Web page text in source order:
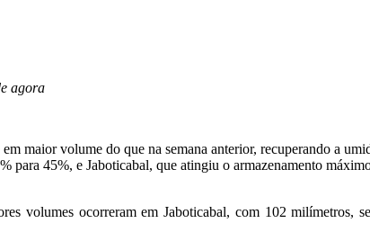
agora
maior volume do que na semana anterior, recuperando a
para 45%, e Jaboticabal, que atingiu o armazenamento
volumes ocorreram em Jaboticabal, com 102 milímetros,